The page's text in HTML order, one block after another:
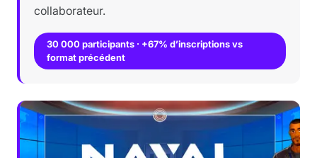
collaborateur.
30 000 participants · +67% d’inscriptions vs
format précédent